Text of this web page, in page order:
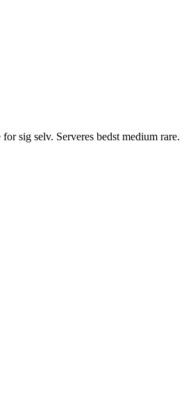
sig selv. Serveres bedst medium rare.